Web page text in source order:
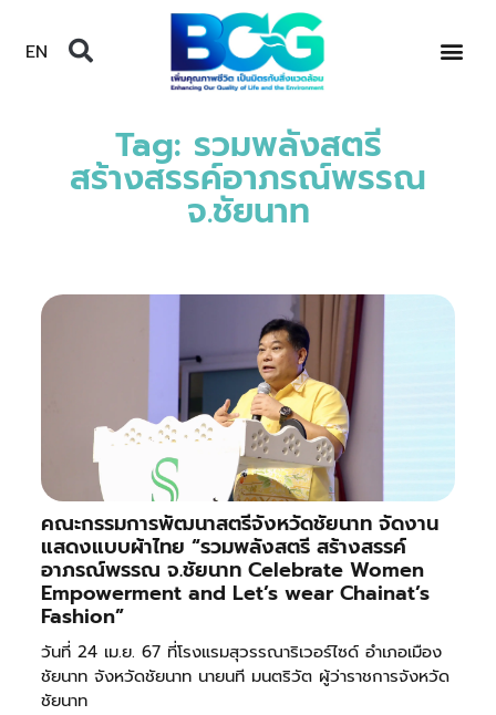
EN
Tag: รวมพลังสตรี
สร้างสรรค์อาภรณ์พรรณ
จ.ชัยนาท
คณะกรรมการพัฒนาสตรีจังหวัดชัยนาท จัดงาน
แสดงแบบผ้าไทย “รวมพลังสตรี สร้างสรรค์
อาภรณ์พรรณ จ.ชัยนาท Celebrate Women
Empowerment and Let’s wear Chainat’s
Fashion”
วันที่ 24 เม.ย. 67 ที่โรงแรมสุวรรณาริเวอร์ไซด์ อำเภอเมือง
ชัยนาท จังหวัดชัยนาท นายนที มนตริวัต ผู้ว่าราชการจังหวัด
ชัยนาท